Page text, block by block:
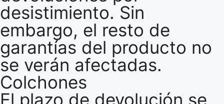
desistimiento. Sin
embargo, el resto de
garantías del producto no
se verán afectadas.
Colchones
El plazo de devolución se